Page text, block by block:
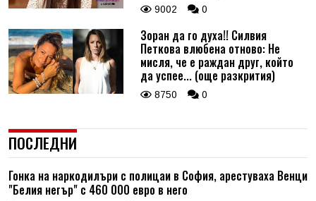
9002 0
Зоран да го духа!! Силвия
Петкова влюбена отново: Не
мисля, че е раждан друг, който
да успее... (още разкрития)
8750 0
ПОСЛЕДНИ
Гонка на наркодилъри с полицаи в София, арестуваха Венци
"Белия негър" с 460 000 евро в него